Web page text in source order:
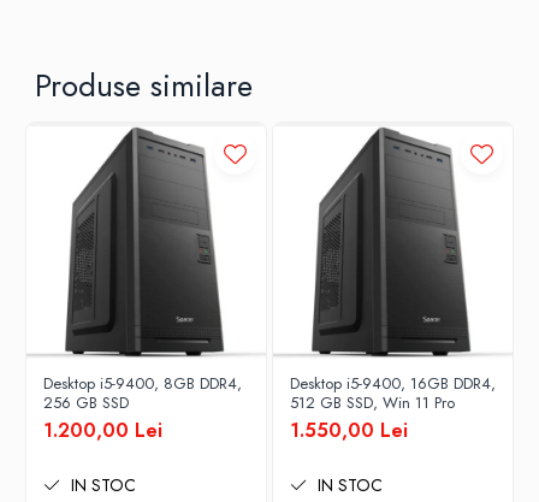
Produse similare
Desktop i5-9400, 8GB DDR4,
256 GB SSD
1.200,00 Lei
IN STOC
Desktop i5-9400, 16GB DDR4,
512 GB SSD, Win 11 Pro
1.550,00 Lei
IN STOC